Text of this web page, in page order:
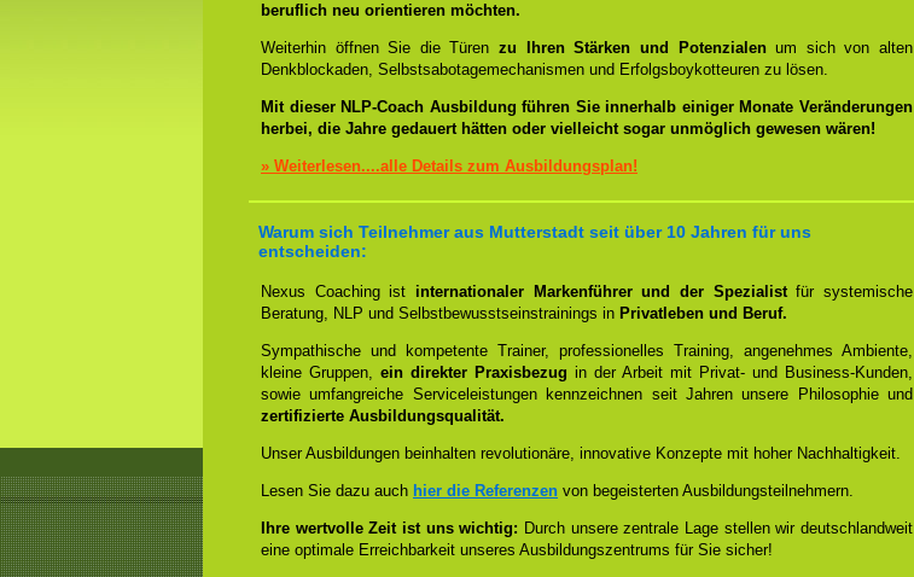
beruflich neu orientieren möchten.
Weiterhin öffnen Sie die Türenzu Ihren Stärken und Potenzialenum sich von alten
Denkblockaden, Selbstsabotagemechanismen und Erfolgsboykotteuren zu lösen.
Mit dieser NLP-Coach Ausbildung führen Sie innerhalb einiger Monate Veränderungen
herbei, die Jahre gedauert hätten oder vielleicht sogar unmöglich gewesen wären!
» Weiterlesen....alle Details zum Ausbildungsplan!
Warum sich Teilnehmer aus Mutterstadt seit über 10 Jahren für uns
entscheiden:
Nexus Coaching ist internationaler Markenführer und der Spezialistfür systemische
Beratung, NLP und Selbstbewusstseinstrainings in Privatleben und Beruf.
Sympathische und kompetente Trainer, professionelles Training, angenehmes Ambiente,
kleine Gruppen, ein direkter Praxisbezug in der Arbeit mit Privat- und Business-Kunden,
sowie umfangreiche Serviceleistungen kennzeichnen seit Jahren unsere Philosophie und
zertifizierte Ausbildungsqualität.
Unser Ausbildungen beinhalten revolutionäre, innovative Konzepte mit hoher Nachhaltigkeit.
Lesen Sie dazu auch hier die Referenzen von begeisterten Ausbildungsteilnehmern.
Ihre wertvolle Zeit ist uns wichtig: Durch unsere zentrale Lage stellen wir deutschlandweit
eine optimale Erreichbarkeit unseres Ausbildungszentrums für Sie sicher!